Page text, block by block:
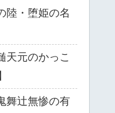
陸・堕姫の名
天元のかっこ
舞辻無惨の有